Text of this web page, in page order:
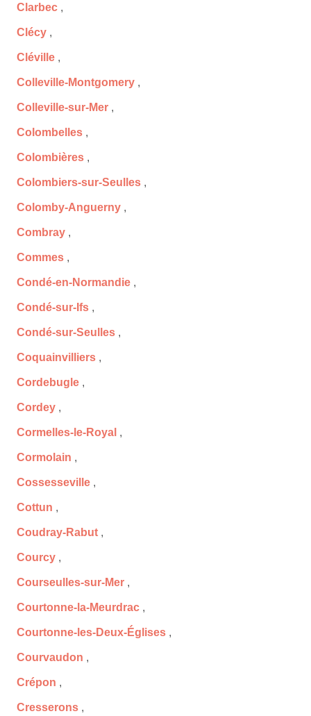
Clarbec ,
Clécy ,
Cléville ,
Colleville-Montgomery ,
Colleville-sur-Mer ,
Colombelles ,
Colombières ,
Colombiers-sur-Seulles ,
Colomby-Anguerny ,
Combray ,
Commes ,
Condé-en-Normandie ,
Condé-sur-Ifs ,
Condé-sur-Seulles ,
Coquainvilliers ,
Cordebugle ,
Cordey ,
Cormelles-le-Royal ,
Cormolain ,
Cossesseville ,
Cottun ,
Coudray-Rabut ,
Courcy ,
Courseulles-sur-Mer ,
Courtonne-la-Meurdrac ,
Courtonne-les-Deux-Églises ,
Courvaudon ,
Crépon ,
Cresserons ,